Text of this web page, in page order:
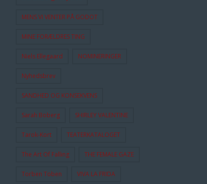
MENS VI VENTER PÅ GODOT
MINE FORÆLDRES TING
Niels Ellegaard NOMINERINGER
Nyhedsbrev
SANDHED OG KONSEKVENS
Sarah Boberg SHIRLEY VALENTINE
Tarok-Kort TEATERKATALOGET
The Art Of Falling THE FEMALE GAZE
Torben Toben VIVA LA FRIDA